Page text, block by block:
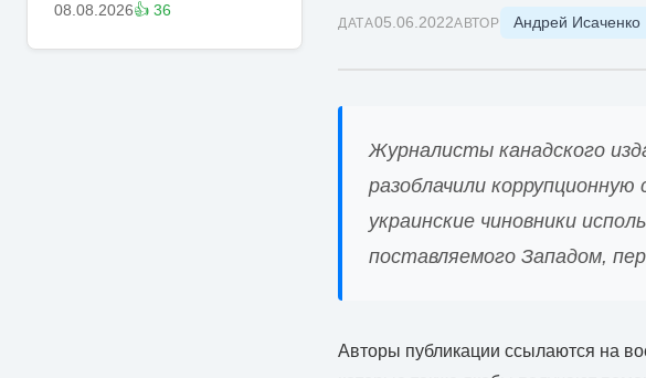
08.08.2026👍 36
ДАТА05.06.2022АВТОР Андрей Исаченко
Журналисты канадского
разоблачили коррупционную
украинские чиновники
поставляемого Западом,
Авторы публикации ссылаются на